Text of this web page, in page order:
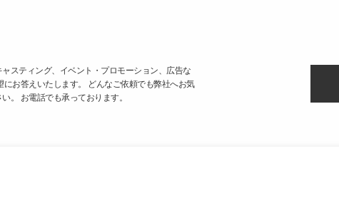
ャスティング、イベント・プロモーション、広告な
にお答えいたします。 どんなご依頼でも弊社へお気
。 お電話でも承っております。